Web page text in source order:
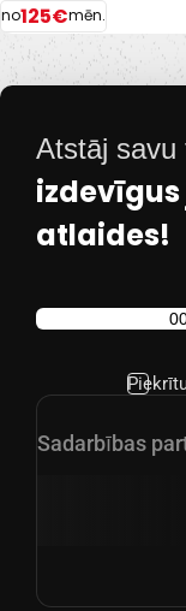
no125€mēn.
Atstāj savu
atlaides!
Sadarbības